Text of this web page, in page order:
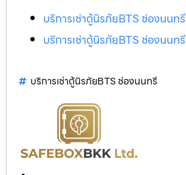
บริการเช่าตู้นิรภัยBTS ช่องนนทรี
บริการเช่าตู้นิรภัยBTS ช่องนนทรี
บริการเช่าตู้นิรภัยBTS ช่องนนทรี